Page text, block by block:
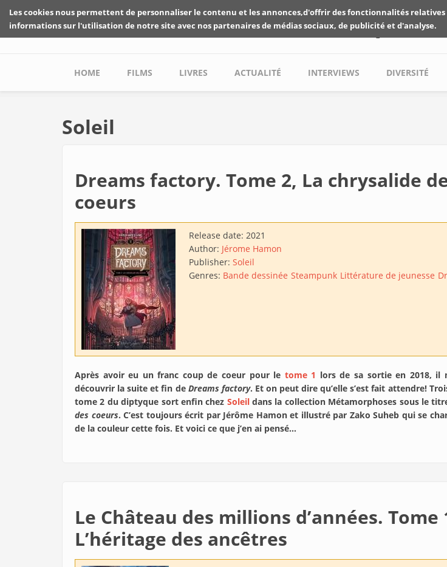
Skip to main content
Les critiques
Main menu
HOME FILMS LIVRES ACTUALITÉ INTERVIEWS DIVERSITÉ
Soleil
Dreams factory. Tome 2, La chrysalide
coeurs
Release date: 2021
Author: Jérome Hamon
Publisher: Soleil
Genres: Bande dessinée Steampunk Littérature de jeunesse
Après avoir eu un franc coup de coeur pour le tome 1 lors de sa sortie en 2018, il
découvrir la suite et fin de Dreams factory. Et on peut dire qu’elle s’est fait attendre!
tome 2 du diptyque sort enfin chez Soleildans la collection Métamorphoses sous le
des coeurs. C’est toujours écrit par Jérôme Hamon et illustré par Zako Suheb qui se
de la couleur cette fois. Et voici ce que j’en ai pensé…
Le Château des millions d’années. Tome
L’héritage des ancêtres
Les cookies nous permettent de personnaliser le contenu et les annonces,d'offrir des fonctionnalités
informations sur l'utilisation de notre site avec nos partenaires de médias sociaux, de publicité et d'analyse.